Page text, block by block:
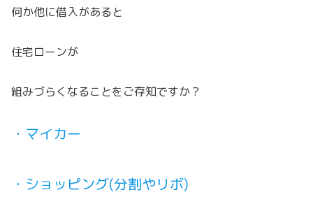
何か他に借入があると
住宅ローンが
組みづらくなることをご存知ですか？
・マイカー
・ショッピング(分割やリボ)